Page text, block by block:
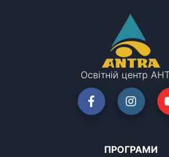
Освітній центр
ПРОГРАМИ